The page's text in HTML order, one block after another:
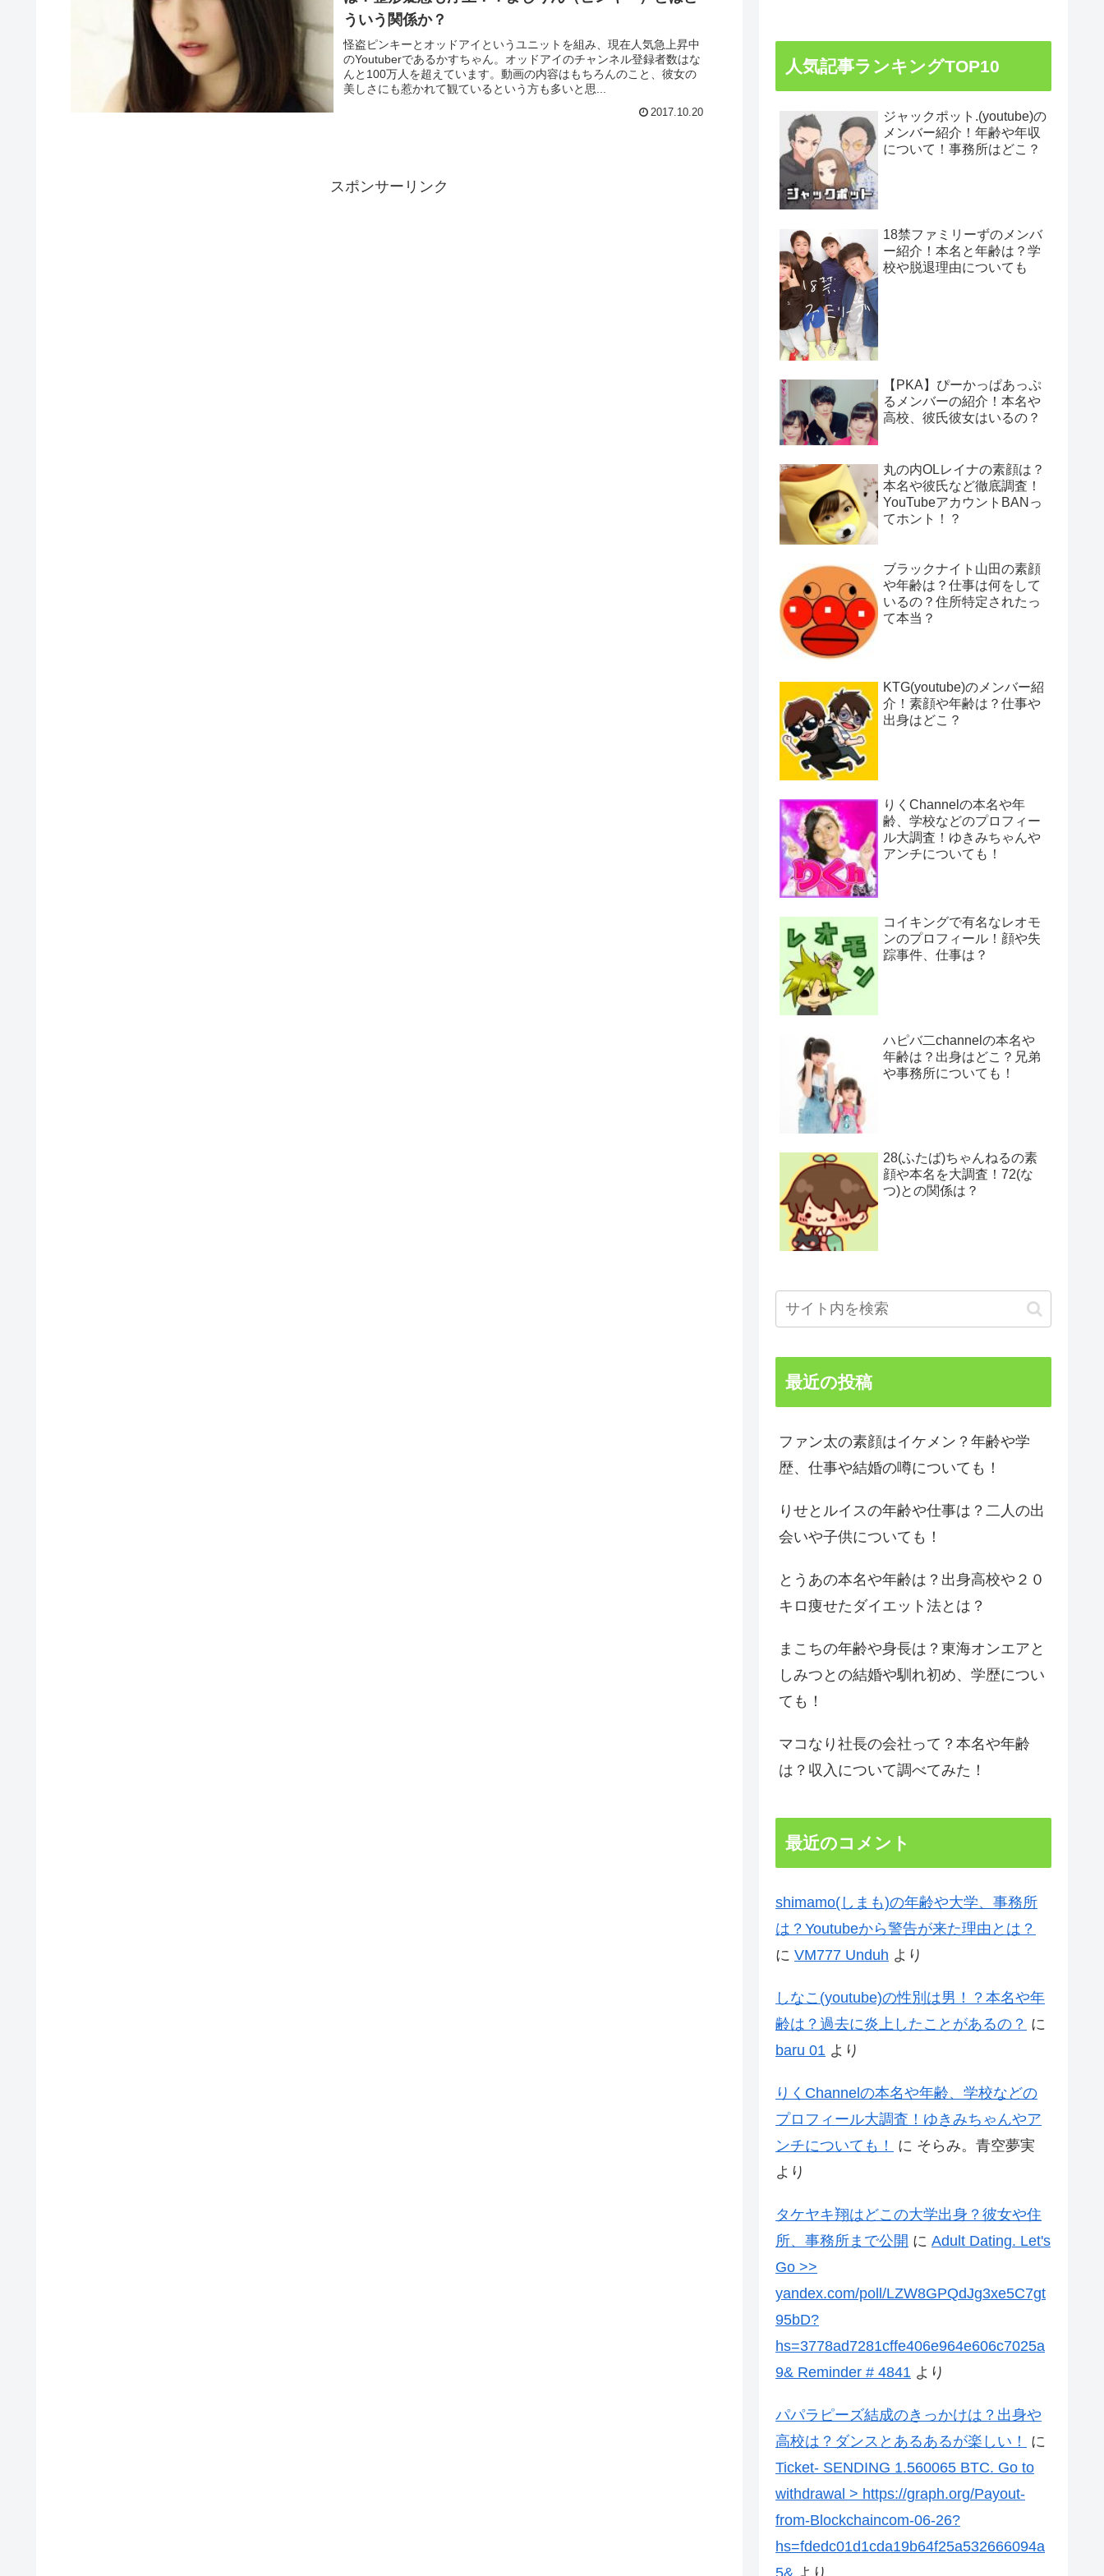
ういう関係か？
怪盗ピンキーとオッドアイというユニットを組み、現在人気急上昇中
のYoutuberであるかすちゃん。オッドアイのチャンネル登録者数はな
んと100万人を超えています。動画の内容はもちろんのこと、彼女の
美しさにも惹かれて観ているという方も多いと思...
2017.10.20
スポンサーリンク
人気記事ランキングTOP10
ジャックポット.(youtube)の
メンバー紹介！年齢や年収
について！事務所はどこ？
18禁ファミリーずのメンバ
ー紹介！本名と年齢は？学
校や脱退理由についても
【PKA】ぴーかっぱあっぷ
るメンバーの紹介！本名や
高校、彼氏彼女はいるの？
丸の内OLレイナの素顔は？
本名や彼氏など徹底調査！
YouTubeアカウントBANっ
てホント！？
ブラックナイト山田の素顔
や年齢は？仕事は何をして
いるの？住所特定されたっ
て本当？
KTG(youtube)のメンバー紹
介！素顔や年齢は？仕事や
出身はどこ？
りくChannelの本名や年
齢、学校などのプロフィー
ル大調査！ゆきみちゃんや
アンチについても！
コイキングで有名なレオモ
ンのプロフィール！顔や失
踪事件、仕事は？
ハピバ二channelの本名や
年齢は？出身はどこ？兄弟
や事務所についても！
28(ふたば)ちゃんねるの素
顔や本名を大調査！72(な
つ)との関係は？
最近の投稿
ファン太の素顔はイケメン？年齢や学
歴、仕事や結婚の噂についても！
りせとルイスの年齢や仕事は？二人の出
会いや子供についても！
とうあの本名や年齢は？出身高校や２０
キロ痩せたダイエット法とは？
まこちの年齢や身長は？東海オンエアと
しみつとの結婚や馴れ初め、学歴につい
ても！
マコなり社長の会社って？本名や年齢
は？収入について調べてみた！
最近のコメント
shimamo(しまも)の年齢や大学、事務所
は？Youtubeから警告が来た理由とは？
に VM777 Unduh より
しなこ(youtube)の性別は男！？本名や年
齢は？過去に炎上したことがあるの？ に
baru 01 より
りくChannelの本名や年齢、学校などの
プロフィール大調査！ゆきみちゃんやア
ンチについても！
に そらみ。青空夢実
より
タケヤキ翔はどこの大学出身？彼女や住
所、事務所まで公開 に Adult Dating. Let's
Go >>
yandex.com/poll/LZW8GPQdJg3xe5C7gt
95bD?
hs=3778ad7281cffe406e964e606c7025a
9& Reminder # 4841 より
パパラピーズ結成のきっかけは？出身や
高校は？ダンスとあるあるが楽しい！
に
Ticket- SENDING 1.560065 BTC. Go to
withdrawal > https://graph.org/Payout-
from-Blockchaincom-06-26?
hs=fdedc01d1cda19b64f25a532666094a